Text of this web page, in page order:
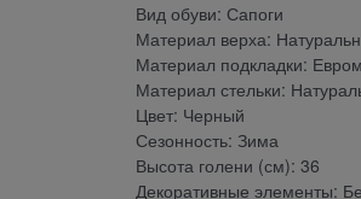
Вид обуви: Сапоги
Материал верха:
Материал подкладки:
Материал стельки:
Цвет: Черный
Сезонность: Зима
Высота голени (см): 36
Декоративные элементы: